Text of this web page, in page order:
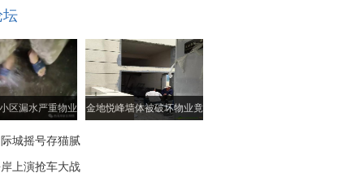
坛
区漏水严重物业
视而不见
金地悦峰墙体被破坏物业竟
城摇号存猫腻
上演抢车大战